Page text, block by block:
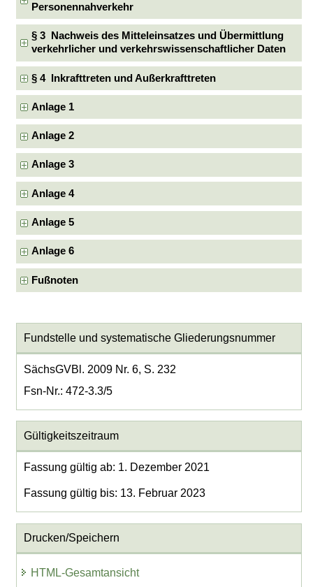
Personennahverkehr
§ 3 Nachweis des Mitteleinsatzes und Übermittlung
verkehrlicher und verkehrswissenschaftlicher Daten
§ 4 Inkrafttreten und Außerkrafttreten
Anlage 1
Anlage 2
Anlage 3
Anlage 4
Anlage 5
Anlage 6
Fußnoten
Fundstelle und systematische Gliederungsnummer
SächsGVBl. 2009 Nr. 6, S. 232
Fsn-Nr.: 472-3.3/5
Gültigkeitszeitraum
Fassung gültig ab: 1. Dezember 2021
Fassung gültig bis: 13. Februar 2023
Drucken/Speichern
HTML-Gesamtansicht